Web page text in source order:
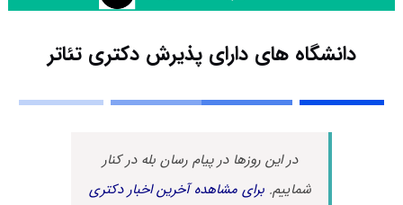
دانشگاه های دارای پذیرش دکتری ﺗﺌﺎﺗﺮ
در این روزها در پیام رسان بله در کنار
شماییم.برای مشاهده آخرین اخبار دکتری